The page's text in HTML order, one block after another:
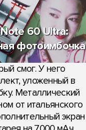
60 Ultra:
фотоимбочка
смог. У него
уложенный в
Металлический
от итальянского
экран